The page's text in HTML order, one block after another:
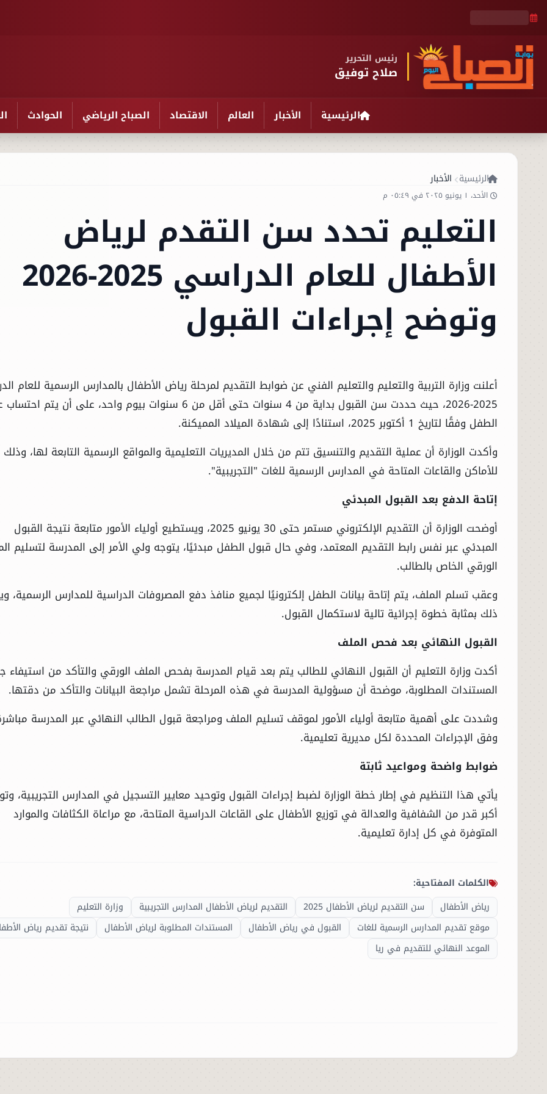
رئيس التحرير
صلاح توفيق
الرئيسية الأخبار العالم الاقتصاد الصباح الرياضي الحوادث
الرئيسية الأخبار
الأحد، ١ يونيو ٢٠٢٥ في ٠٥:٤٩ م
التعليم تحدد سن التقدم لرياض
الأطفال للعام الدراسي 2025-2026
وتوضح إجراءات القبول
أعلنت وزارة التربية والتعليم والتعليم الفني عن ضوابط التقديم لمرحلة رياض الأطفال بالمدارس الرسمية للعام
2025-2026، حيث حددت سن القبول بداية من 4 سنوات حتى أقل من 6 سنوات بيوم واحد، على أن يتم
الطفل وفقًا لتاريخ 1 أكتوبر 2025، استنادًا إلى شهادة الميلاد المميكنة.
وأكدت الوزارة أن عملية التقديم والتنسيق تتم من خلال المديريات التعليمية والمواقع الرسمية التابعة لها،
للأماكن والقاعات المتاحة في المدارس الرسمية للغات "التجريبية".
إتاحة الدفع بعد القبول المبدئي
أوضحت الوزارة أن التقديم الإلكتروني مستمر حتى 30 يونيو 2025، ويستطيع أولياء الأمور متابعة نتيجة القبول
المبدئي عبر نفس رابط التقديم المعتمد، وفي حال قبول الطفل مبدئيًا، يتوجه ولي الأمر إلى المدرسة لتسليم
الورقي الخاص بالطالب.
وعقب تسلم الملف، يتم إتاحة بيانات الطفل إلكترونيًا لجميع منافذ دفع المصروفات الدراسية للمدارس الرسمية،
ذلك بمثابة خطوة إجرائية تالية لاستكمال القبول.
القبول النهائي بعد فحص الملف
أكدت وزارة التعليم أن القبول النهائي للطالب يتم بعد قيام المدرسة بفحص الملف الورقي والتأكد من استيفاء
المستندات المطلوبة، موضحة أن مسؤولية المدرسة في هذه المرحلة تشمل مراجعة البيانات والتأكد من دقتها.
وشددت على أهمية متابعة أولياء الأمور لموقف تسليم الملف ومراجعة قبول الطالب النهائي عبر المدرسة
وفق الإجراءات المحددة لكل مديرية تعليمية.
ضوابط واضحة ومواعيد ثابتة
يأتي هذا التنظيم في إطار خطة الوزارة لضبط إجراءات القبول وتوحيد معايير التسجيل في المدارس التجريبية،
أكبر قدر من الشفافية والعدالة في توزيع الأطفال على القاعات الدراسية المتاحة، مع مراعاة الكثافات والموارد
المتوفرة في كل إدارة تعليمية.
الكلمات المفتاحية:
رياض الأطفال
سن التقديم لرياض الأطفال 2025 التقديم لرياض الأطفال المدارس التجريبية
وزارة التعليم
موقع تقديم المدارس الرسمية للغات
القبول في رياض الأطفال المستندات المطلوبة لرياض الأطفال
نتيجة تقديم رياض
الموعد النهائي للتقديم في ريا